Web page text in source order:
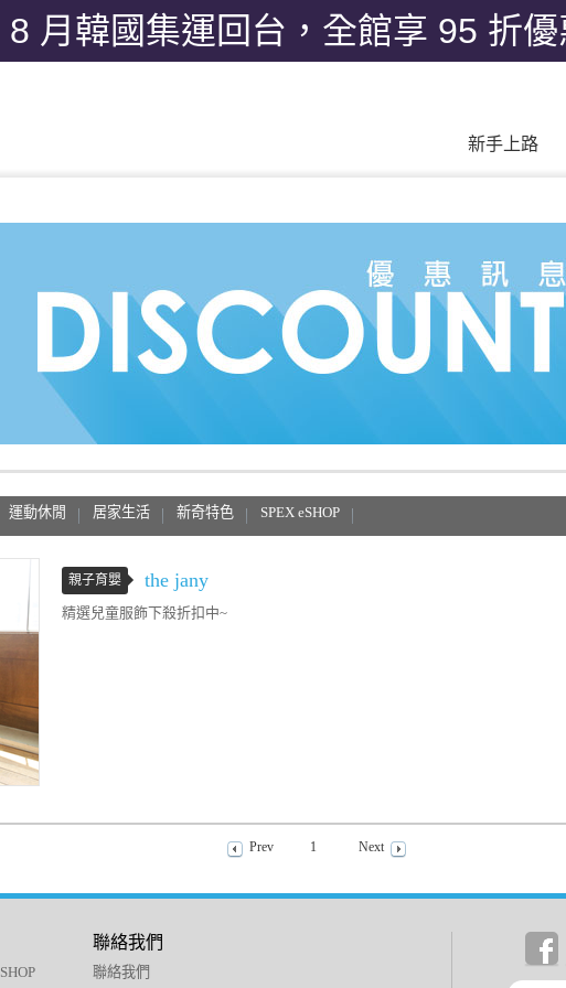
8 月韓國集運回台，全館享 95 折
新手上路
運動休閒 居家生活 新奇特色 SPEX eSHOP
親子育嬰 the jany
精選兒童服飾下殺折扣中~
Prev 1 Next
聯絡我們
聯絡我們